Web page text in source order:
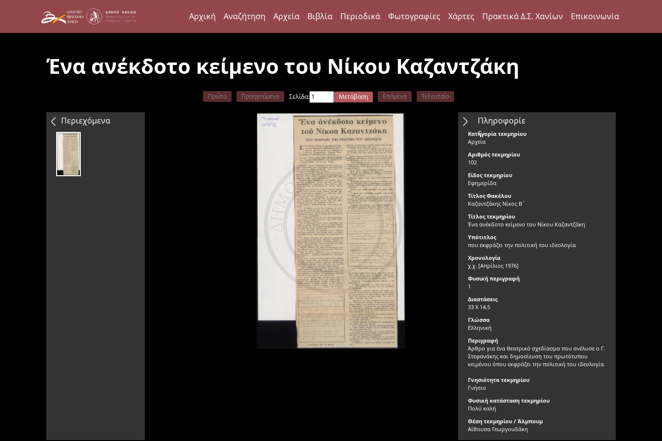
Αρχική Αναζήτηση Αρχεία Βιβλία Περιοδικά Φωτογραφίες Χάρτες Πρακτικά Δ.Σ. Χανίων Επικοινωνία
Ένα ανέκδοτο κείμενο του Νίκου Καζαντζάκη
Περιεχόμενα
Πρώτο Προηγούμενο Σελίδα: Μετάβαση Επόμενο Τελευταίο
Πληροφορίε
ς
Κατηγορία τεκμηρίου
Αρχεία
Αριθμός τεκμηρίου
102
Είδος τεκμηρίου
Εφημερίδα
Τίτλος Φακέλου
Καζαντζάκης Νίκος Β΄
Τίτλος τεκμηρίου
Ένα ανέκδοτο κείμενο του Νίκου Καζαντζάκη
Υπότιτλος
που εκφράζει την πολιτική του ιδεολογία
Χρονολογία
χ.χ. [Απρίλιος 1976]
Φυσική περιγραφή
1
Διαστάσεις
33 X 14,5
Γλώσσα
Ελληνική
Περιγραφή
Άρθρο για ένα θεατρικό σχεδίασμα που ανέλυσε ο Γ.
Στεφανάκης και δημοσίευση του πρωτότυπου
κειμένου όπου εκφράζει την πολιτική του ιδεολογία.
Γνησιότητα τεκμηρίου
Γνήσιο
Φυσική κατάσταση τεκμηρίου
Πολύ καλή
Θέση τεκμηρίου / Άλμπουμ
Αίθουσα Γεωργουδάκη